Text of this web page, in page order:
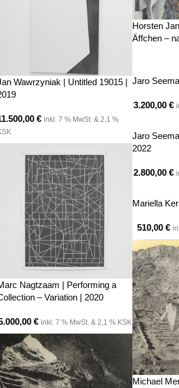
Horsten
Äffchen –
Wawrzyniak | Untitled 19015 |
€ inkl. 7 % MwSt. & 2,1 %
Jaro
3.200,00 €
Jaro
2022
2.800,00 €
Nagtzaam | Performing a
– Variation | 2020
€ inkl. 7 % MwSt. & 2,1 % KSK
Mariella
510,00 €
Michael